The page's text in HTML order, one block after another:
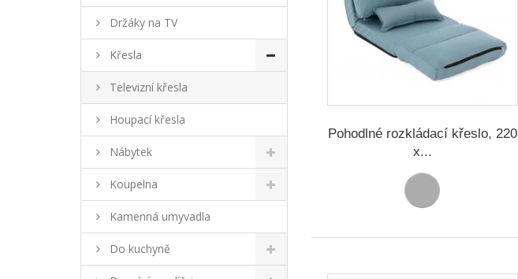
Držáky na TV
Křesla
Televizní křesla
Houpací křesla
Nábytek
Koupelna
Kamenná umyvadla
Do kuchyně
Pohodlné rozkládací křeslo, 220
x...